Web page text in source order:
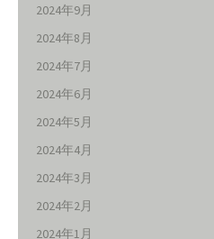
2024年9月
2024年8月
2024年7月
2024年6月
2024年5月
2024年4月
2024年3月
2024年2月
2024年1月